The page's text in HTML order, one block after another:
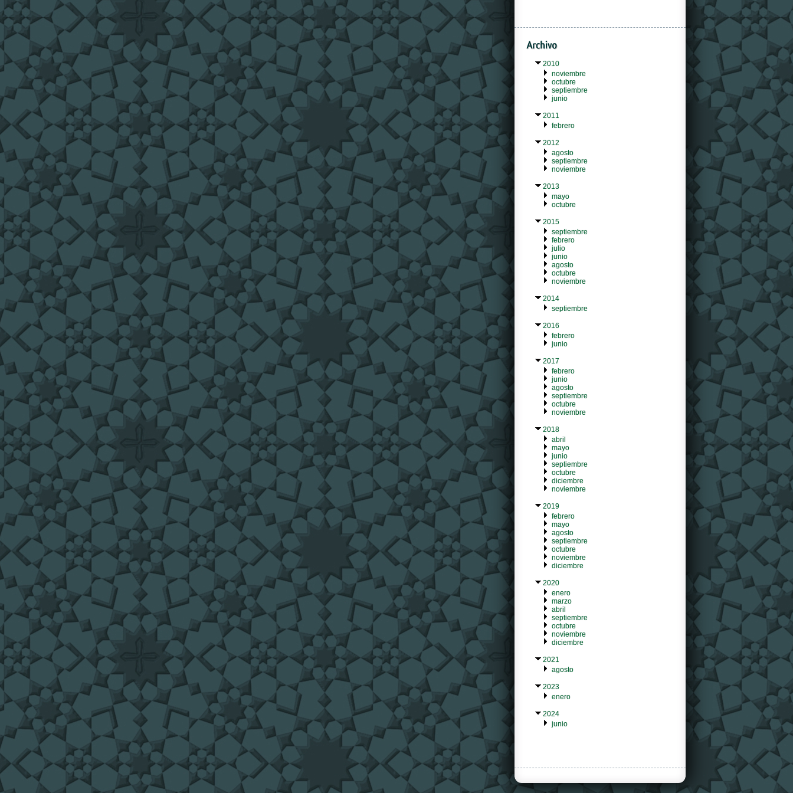
2010
noviembre
octubre
septiembre
junio
2011
febrero
2012
agosto
septiembre
noviembre
2013
mayo
octubre
2015
septiembre
febrero
julio
junio
agosto
octubre
noviembre
2014
septiembre
2016
febrero
junio
2017
febrero
junio
agosto
septiembre
octubre
noviembre
2018
abril
mayo
junio
septiembre
octubre
diciembre
noviembre
2019
febrero
mayo
agosto
septiembre
octubre
noviembre
diciembre
2020
enero
marzo
abril
septiembre
octubre
noviembre
diciembre
2021
agosto
2023
enero
2024
junio